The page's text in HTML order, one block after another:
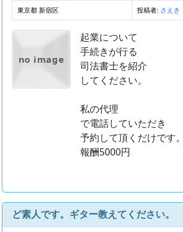
東京都 新宿区 投稿者: さえき
no image
起業について
手続きが行る
司法書士を紹介
してください。
私の代理
で電話していただき
予約して頂くだけです。
報酬5000円
ど素人です。ギター教えてください。